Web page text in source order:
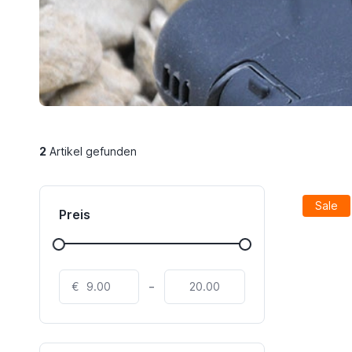
2Artikel gefunden
Preis
€ -
Sale